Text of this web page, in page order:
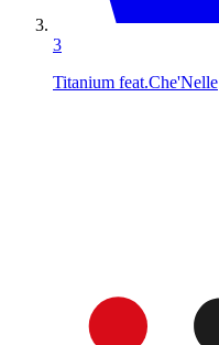
3
Titanium feat.Che'Nelle